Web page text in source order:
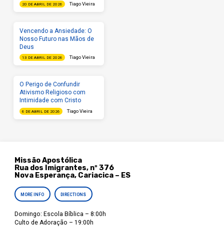
20 DE ABRIL DE 2026 Tiago Vieira
Vencendo a Ansiedade: O
Nosso Futuro nas Mãos de
Deus
13 DE ABRIL DE 2026 Tiago Vieira
O Perigo de Confundir
Ativismo Religioso com
Intimidade com Cristo
6 DE ABRIL DE 2026 Tiago Vieira
Missão Apostólica
Rua dos Imigrantes, nº 376
Nova Esperança, Cariacica – ES
MORE INFO DIRECTIONS
Domingo: Escola Bíblica – 8:00h
Culto de Adoração – 19:00h